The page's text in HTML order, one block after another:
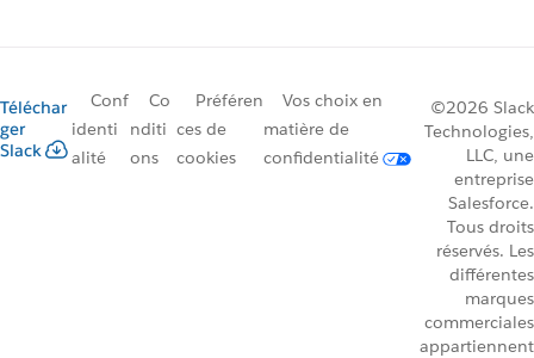
Téléchar
ger
Slack
Conf
identi
alité
Co
nditi
ons
Préféren
ces de
cookies
Vos choix en
matière de
confidentialité
©2026 Slack
Technologies,
LLC, une
entreprise
Salesforce.
Tous droits
réservés. Les
différentes
marques
commerciales
appartiennent